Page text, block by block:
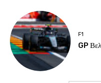
F1
GP